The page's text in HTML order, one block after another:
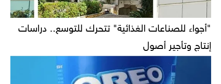
"أجواء للصناعات الغذائية" تتحرك للتوسع.. دراسات
إنتاج وتأجير أصول